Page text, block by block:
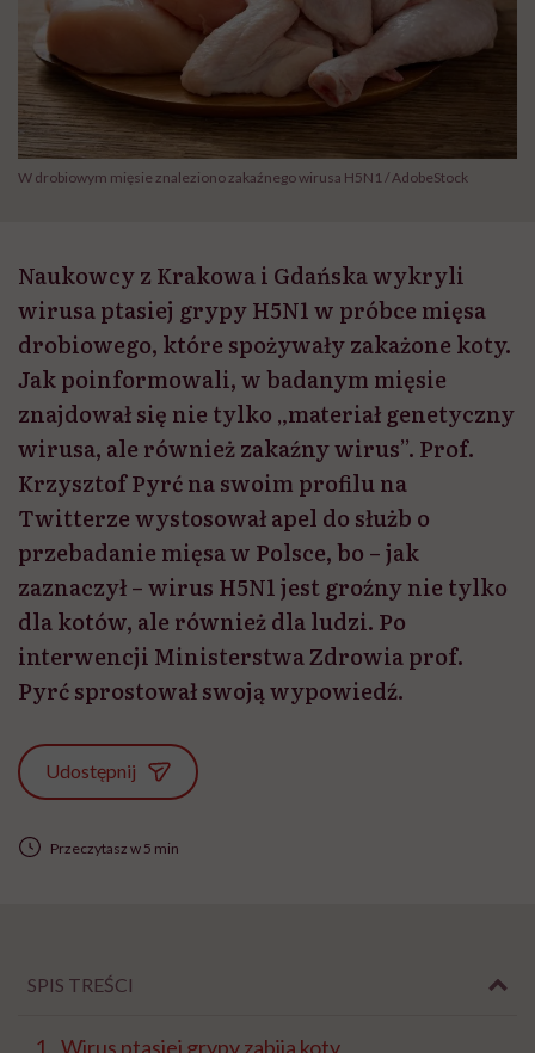
W drobiowym mięsie znaleziono zakaźnego wirusa H5N1 / AdobeStock
Naukowcy z Krakowa i Gdańska wykryli
wirusa ptasiej grypy H5N1 w próbce mięsa
drobiowego, które spożywały zakażone koty.
Jak poinformowali, w badanym mięsie
znajdował się nie tylko „materiał genetyczny
wirusa, ale również zakaźny wirus”. Prof.
Krzysztof Pyrć na swoim profilu na
Twitterze wystosował apel do służb o
przebadanie mięsa w Polsce, bo – jak
zaznaczył – wirus H5N1 jest groźny nie tylko
dla kotów, ale również dla ludzi. Po
interwencji Ministerstwa Zdrowia prof.
Pyrć sprostował swoją wypowiedź.
Udostępnij
Przeczytasz w 5 min
SPIS TREŚCI
Wirus ptasiej grypy zabija koty